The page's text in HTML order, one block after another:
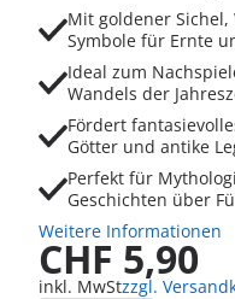
Mit goldener Sichel,
Symbole für Ernte
Ideal zum
Wandels der
Fördert
Götter und antike
Perfekt für
Geschichten über
Weitere Informationen
CHF 5,90
inkl. MwStzzgl.